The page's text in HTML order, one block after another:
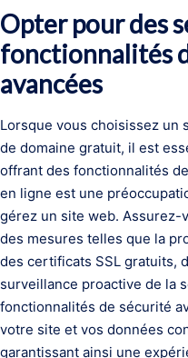
Opter pour des
fonctionnalités
avancées
Lorsque vous choisissez un
de domaine gratuit, il est
offrant des fonctionnalités
en ligne est une
gérez un site web.
des mesures telles que la
des certificats SSL gratuits,
surveillance proactive de la
fonctionnalités de sécurité
votre site et vos données
garantissant ainsi une